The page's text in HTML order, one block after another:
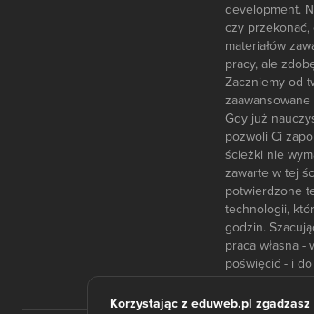
development.
czy przekonać,
materiałów
pracy, ale
Zaczniemy od
Gdy już
pozwoli Ci
ścieżki nie
zawarte w tej
potwierdzone
technologii,
godzin.
praca własna
poświęcić - i do
Korzystając z eduweb.pl zgadzasz